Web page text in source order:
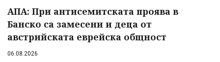
АПА: При антисемитската проява в
Банско са замесени и деца от
австрийската еврейска общност
06.08.2026